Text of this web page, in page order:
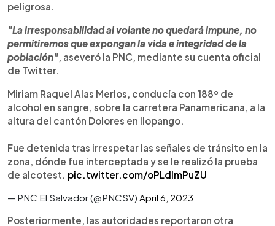
peligrosa.
"La irresponsabilidad al volante no quedará impune, no
permitiremos que expongan la vida e integridad de la
población", aseveró la PNC, mediante su cuenta oficial
de Twitter.
Miriam Raquel Alas Merlos, conducía con 188º de
alcohol en sangre, sobre la carretera Panamericana, a la
altura del cantón Dolores en Ilopango.
Fue detenida tras irrespetar las señales de tránsito en la
zona, dónde fue interceptada y se le realizó la prueba
de alcotest. pic.twitter.com/oPLdlmPuZU
— PNC El Salvador (@PNCSV) April 6, 2023
Posteriormente, las autoridades reportaron otra